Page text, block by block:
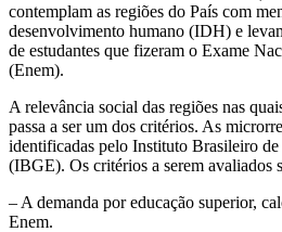
contemplam as regiões do País com
desenvolvimento humano (IDH) e
de estudantes que fizeram o Exame
(Enem).
A relevância social das regiões nas
passa a ser um dos critérios. As
identificadas pelo Instituto Brasileiro
(IBGE). Os critérios a serem avaliados
– A demanda por educação superior,
Enem.